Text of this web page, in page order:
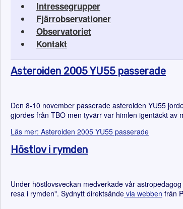
Intressegrupper
Fjärrobservationer
Observatoriet
Kontakt
Asteroiden 2005 YU55 passerade
Den 8-10 november passerade asteroiden YU55
gjordes från TBO men tyvärr var himlen igentäckt av
Läs mer: Asteroiden 2005 YU55 passerade
Höstlov i rymden
Under höstlovsveckan medverkade vår
resa i rymden". Sydnytt direktsände via webben från